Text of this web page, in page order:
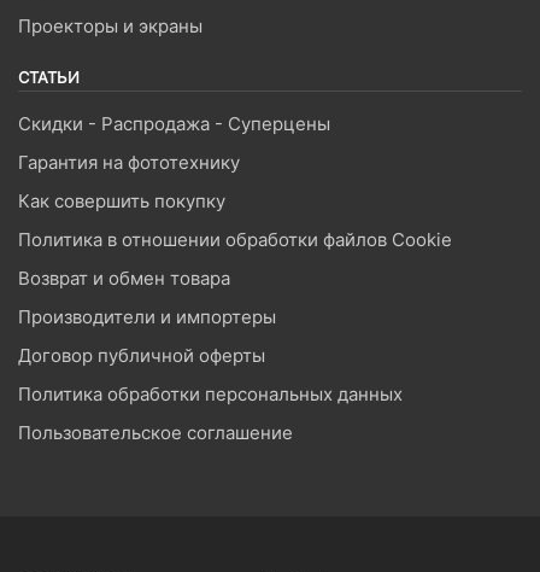
Проекторы и экраны
СТАТЬИ
Скидки - Распродажа - Суперцены
Гарантия на фототехнику
Как совершить покупку
Политика в отношении обработки файлов Cookie
Возврат и обмен товара
Производители и импортеры
Договор публичной оферты
Политика обработки персональных данных
Пользовательское соглашение